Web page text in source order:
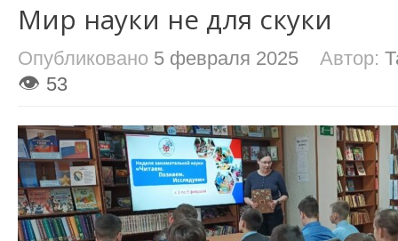
Мир науки не для скуки
Опубликовано 5 февраля 2025 Автор:
👁 53